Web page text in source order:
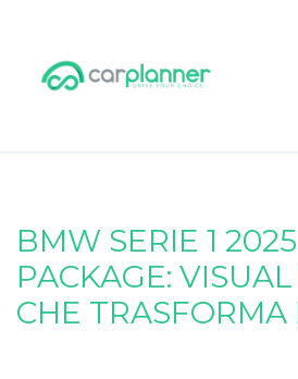
BMW SERIE 1
PACKAGE:
CHE